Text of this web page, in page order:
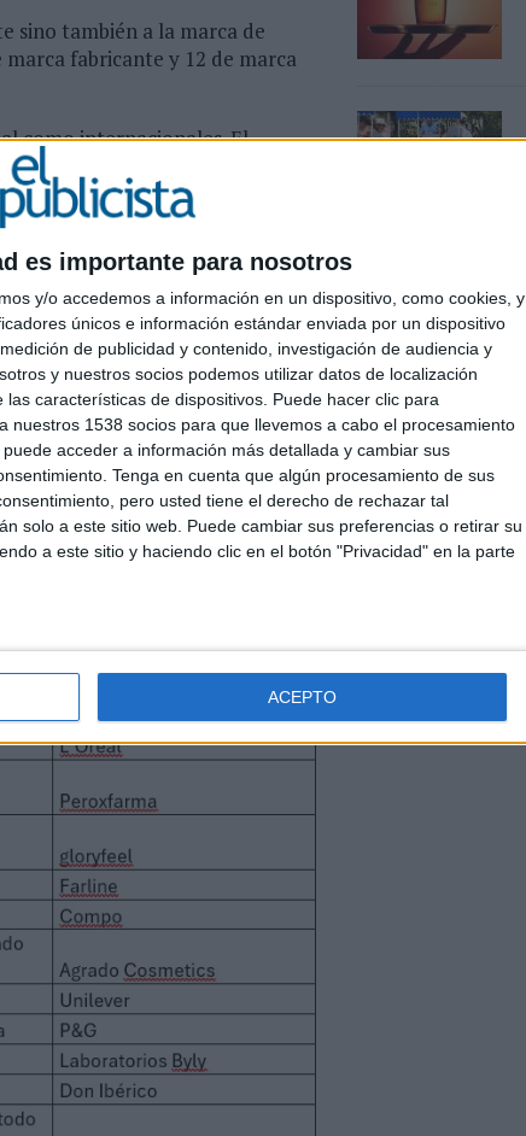
es importante para nosotros
y/o accedemos a información en un dispositivo, como cookies, y
únicos e información estándar enviada por un dispositivo
de publicidad y contenido, investigación de audiencia y
y nuestros socios podemos utilizar datos de localización
características de dispositivos. Puede hacer clic para
nuestros 1538 socios para que llevemos a cabo el procesamiento
acceder a información más detallada y cambiar sus
Tenga en cuenta que algún procesamiento de sus
pero usted tiene el derecho de rechazar tal
solo a este sitio web. Puede cambiar sus preferencias o retirar su
a este sitio y haciendo clic en el botón "Privacidad" en la parte
ACEPTO
sino también a la marca de
fabricante y 12 de marca
como internacionales. El
hogar y servicios siguen siendo
ganadores.
tras la votación de 10.018